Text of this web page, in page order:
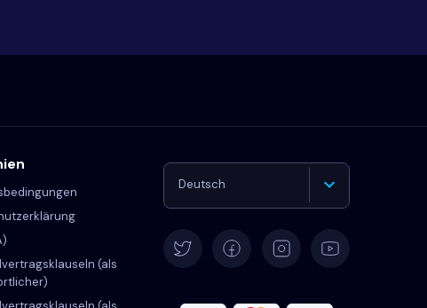
(als
Deutsch